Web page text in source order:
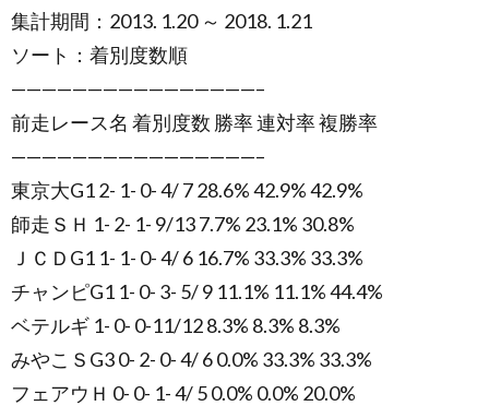
集計期間：2013. 1.20 ～ 2018. 1.21
ソート：着別度数順
————————————————–
前走レース名 着別度数 勝率 連対率 複勝率
————————————————–
東京大G1 2- 1- 0- 4/ 7 28.6% 42.9% 42.9%
師走ＳＨ 1- 2- 1- 9/13 7.7% 23.1% 30.8%
ＪＣＤG1 1- 1- 0- 4/ 6 16.7% 33.3% 33.3%
チャンピG1 1- 0- 3- 5/ 9 11.1% 11.1% 44.4%
ベテルギ 1- 0- 0-11/12 8.3% 8.3% 8.3%
みやこＳG3 0- 2- 0- 4/ 6 0.0% 33.3% 33.3%
フェアウＨ 0- 0- 1- 4/ 5 0.0% 0.0% 20.0%